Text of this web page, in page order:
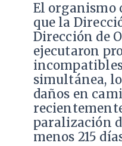
El organismo
que la
Dirección de
ejecutaron
simultánea,
daños en
paralización
menos 215